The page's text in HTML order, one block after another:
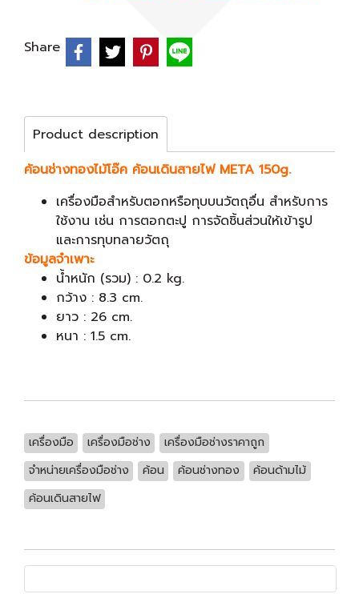
Share
Product description
ค้อนช่างทองไม้โอ๊ค ค้อนเดินสายไฟ META 150g.
เครื่องมือสำหรับตอกหรือทุบบนวัตถุอื่น สำหรับการ
ใช้งาน เช่น การตอกตะปู การจัดชิ้นส่วนให้เข้ารูป
และการทุบทลายวัตถุ
ข้อมูลจำเพาะ
น้ำหนัก (รวม) : 0.2 kg.
กว้าง : 8.3 cm.
ยาว : 26 cm.
หนา : 1.5 cm.
เครื่องมือ เครื่องมือช่าง
เครื่องมือช่างราคาถูก
จำหน่ายเครื่องมือช่าง
ค้อน ค้อนช่างทอง
ค้อนด้ามไม้
ค้อนเดินสายไฟ